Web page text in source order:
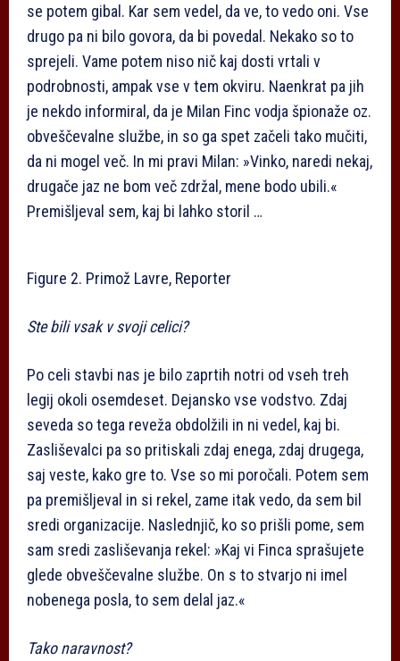
se potem gibal. Kar sem vedel, da ve, to vedo oni. Vse
drugo pa ni bilo govora, da bi povedal. Nekako so to
sprejeli. Vame potem niso nič kaj dosti vrtali v
podrobnosti, ampak vse v tem okviru. Naenkrat pa jih
je nekdo informiral, da je Milan Finc vodja špionaže oz.
obveščevalne službe, in so ga spet začeli tako mučiti,
da ni mogel več. In mi pravi Milan: »Vinko, naredi nekaj,
drugače jaz ne bom več zdržal, mene bodo ubili.«
Premišljeval sem, kaj bi lahko storil …
Figure 2. Primož Lavre, Reporter
Ste bili vsak v svoji celici?
Po celi stavbi nas je bilo zaprtih notri od vseh treh
legij okoli osemdeset. Dejansko vse vodstvo. Zdaj
seveda so tega reveža obdolžili in ni vedel, kaj bi.
Zasliševalci pa so pritiskali zdaj enega, zdaj drugega,
saj veste, kako gre to. Vse so mi poročali. Potem sem
pa premišljeval in si rekel, zame itak vedo, da sem bil
sredi organizacije. Naslednjič, ko so prišli pome, sem
sam sredi zasliševanja rekel: »Kaj vi Finca sprašujete
glede obveščevalne službe. On s to stvarjo ni imel
nobenega posla, to sem delal jaz.«
Tako naravnost?